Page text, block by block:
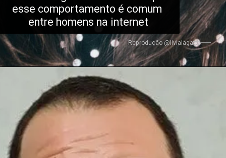
esse comportamento é comum
entre homens na internet
Reprodução @livialagatto